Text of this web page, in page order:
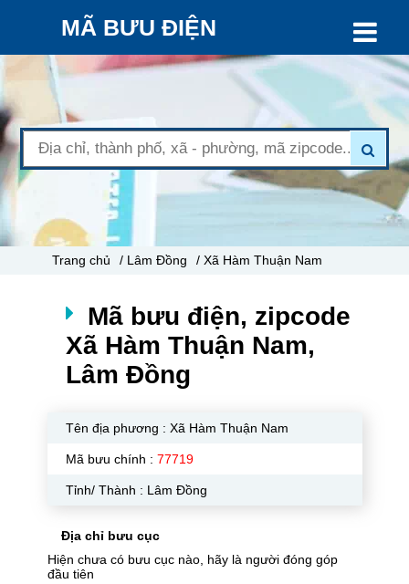
MÃ BƯU ĐIỆN
Trang chủ / Lâm Đồng / Xã Hàm Thuận Nam
Mã bưu điện, zipcode
Xã Hàm Thuận Nam,
Lâm Đồng
Tên địa phương : Xã Hàm Thuận Nam
Mã bưu chính : 77719
Tỉnh/ Thành : Lâm Đồng
Địa chỉ bưu cục
Hiện chưa có bưu cục nào, hãy là người đóng góp
đầu tiên